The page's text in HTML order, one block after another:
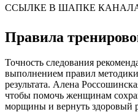
ССЫЛКЕ В ШАПКЕ
Правила
Точность следования
выполнением правил
результата. Алена
чтобы помочь женщинам
морщины и вернуть здоровый